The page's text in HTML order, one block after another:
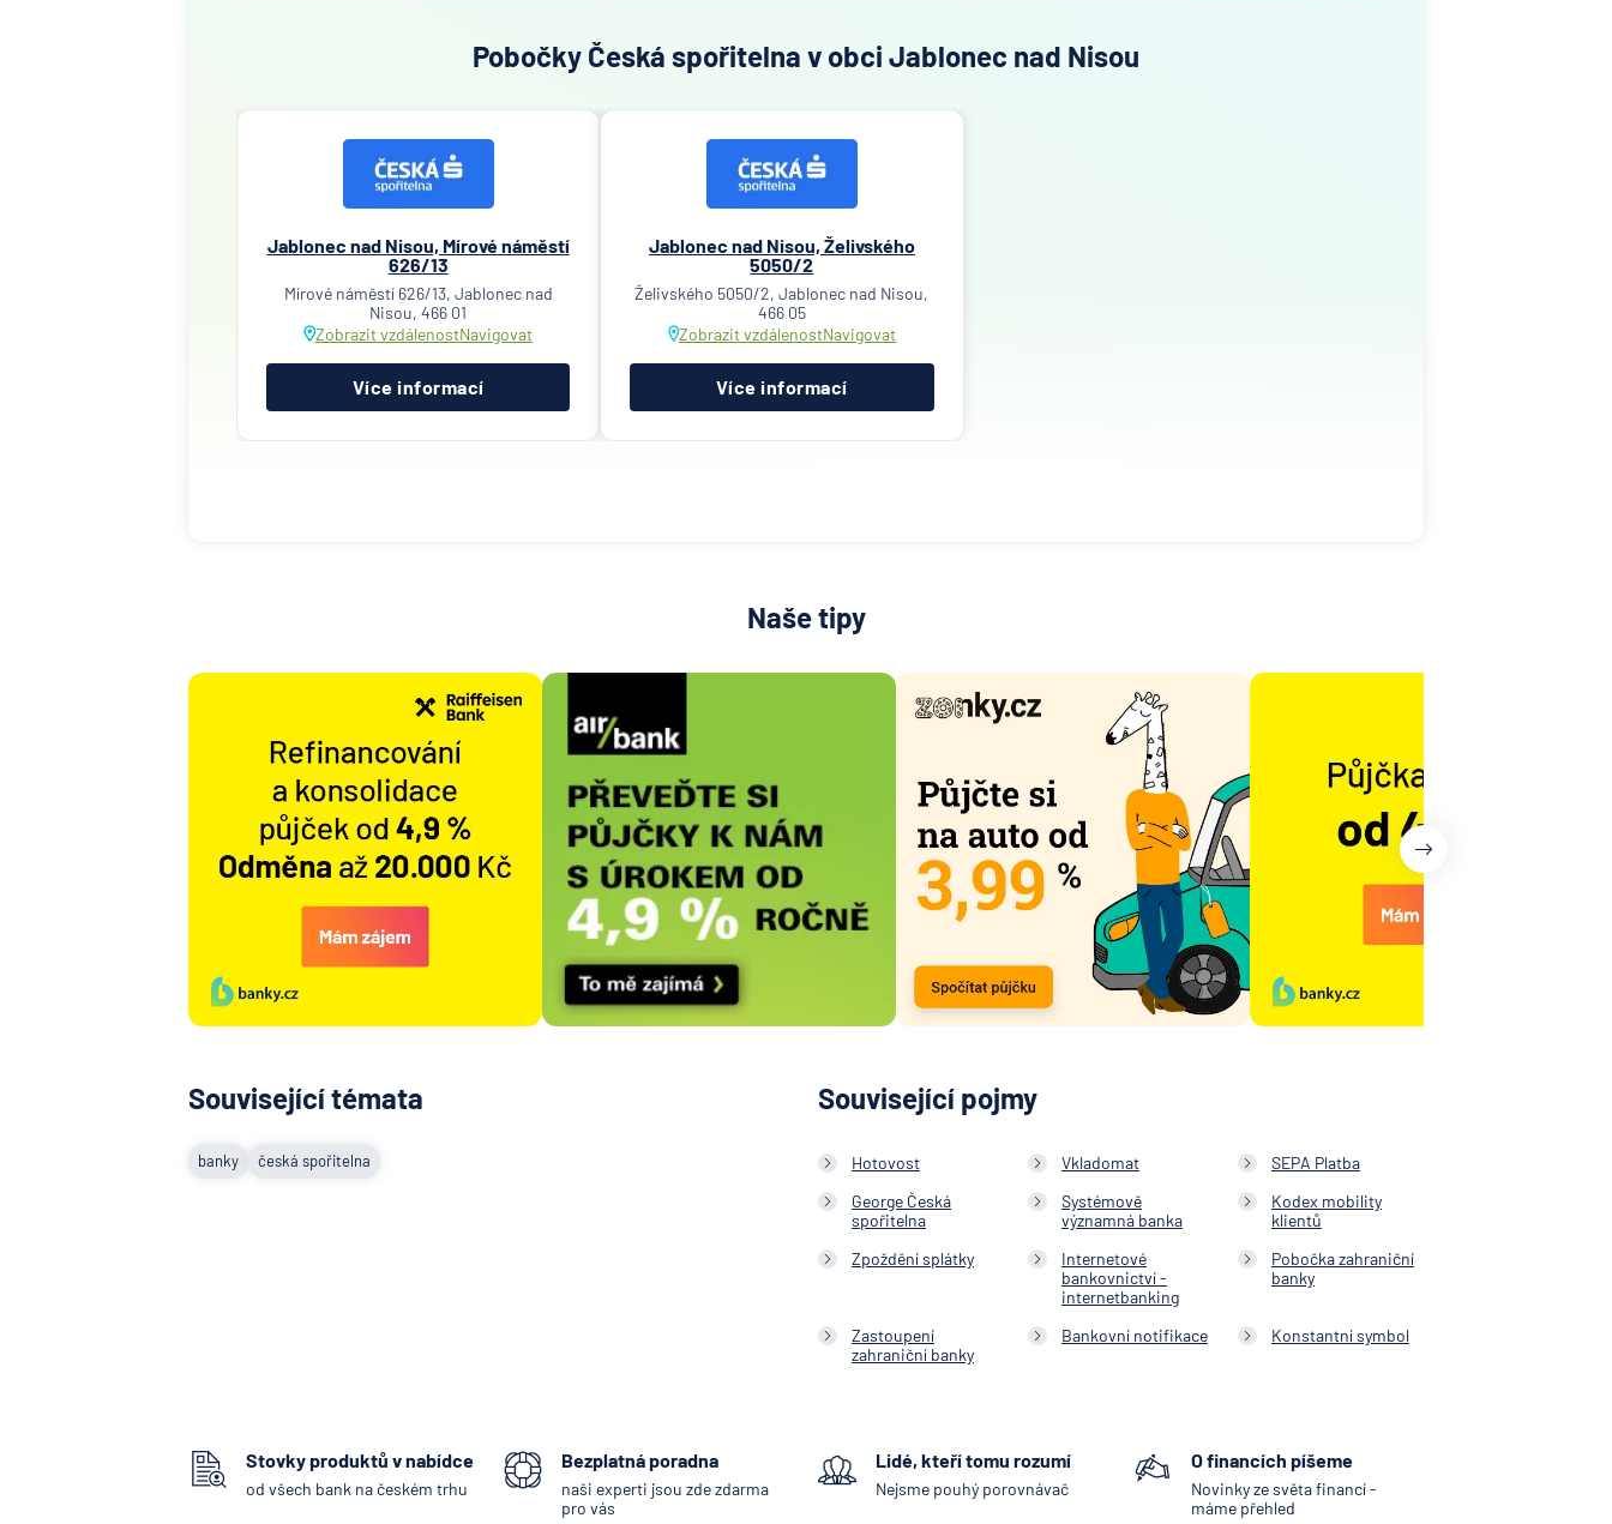
Pobočky Česká spořitelna v obci Jablonec nad Nisou
Jablonec nad Nisou, Mírové náměstí
626/13
Mírové náměstí 626/13, Jablonec nad
Nisou, 466 01
Zobrazit vzdálenostNavigovat
Více informací
Jablonec nad Nisou, Želivského
5050/2
Želivského 5050/2, Jablonec nad Nisou,
466 05
Zobrazit vzdálenostNavigovat
Více informací
Naše tipy
Související témata
banky česká spořitelna
Související pojmy
Hotovost Vkladomat
SEPA Platba
George Česká
spořitelna
Systémově
významná banka
Kodex mobility
klientů
Zpoždění splátky
Internetové
bankovnictví -
internetbanking
Pobočka zahraniční
banky
Zastoupení
zahraniční banky
Bankovní notifikace Konstantní symbol
Stovky produktů v nabídce
od všech bank na českém trhu
Bezplatná poradna
naši experti jsou zde zdarma
pro vás
Lidé, kteří tomu rozumí
Nejsme pouhý porovnávač
O financích píšeme
Novinky ze světa financí -
máme přehled